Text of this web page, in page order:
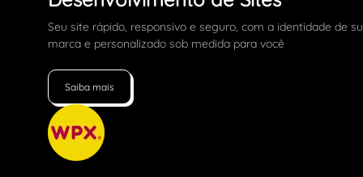
Seu site rápido, responsivo e seguro, com a identidade de
marca e personalizado sob medida para você
Saiba mais